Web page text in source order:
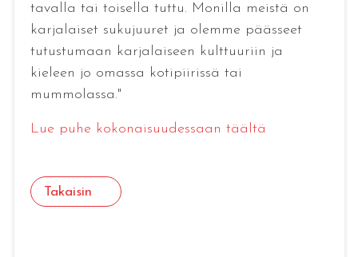
tavalla tai toisella tuttu. Monilla meistä on
karjalaiset sukujuuret ja olemme päässeet
tutustumaan karjalaiseen kulttuuriin ja
kieleen jo omassa kotipiirissä tai
mummolassa."
Lue puhe kokonaisuudessaan täältä
Takaisin